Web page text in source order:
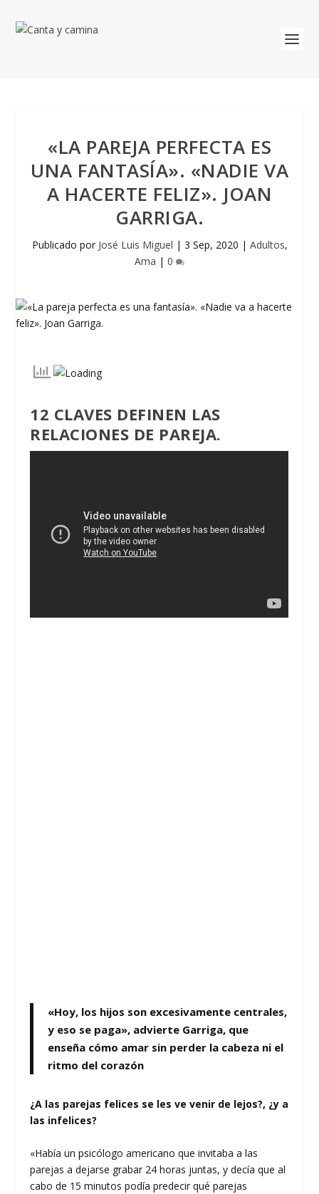
«LA PAREJA PERFECTA ES
UNA FANTASÍA». «NADIE VA
A HACERTE FELIZ». JOAN
GARRIGA.
Publicado por José Luis Miguel | 3 Sep, 2020 | Adultos,
Ama | 0
12 CLAVES DEFINEN LAS
RELACIONES DE PAREJA.
«Hoy, los hijos son excesivamente centrales,
y eso se paga», advierte Garriga, que
enseña cómo amar sin perder la cabeza ni el
ritmo del corazón
¿A las parejas felices se les ve venir de lejos?, ¿y a
las infelices?
«Había un psicólogo americano que invitaba a las
parejas a dejarse grabar 24 horas juntas, y decía que al
cabo de 15 minutos podía predecir qué parejas